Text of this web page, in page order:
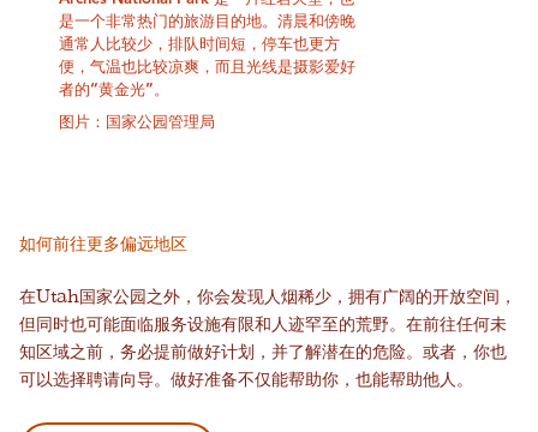
是一个非常热门的旅游目的地。清晨和傍晚
通常人比较少，排队时间短，停车也更方
便，气温也比较凉爽，而且光线是摄影爱好
者的“黄金光”。
图片：国家公园管理局
如何前往更多偏远地区
在Utah国家公园之外，你会发现人烟稀少，拥有广阔的开放空间，
但同时也可能面临服务设施有限和人迹罕至的荒野。在前往任何未
知区域之前，务必提前做好计划，并了解潜在的危险。或者，你也
可以选择聘请向导。做好准备不仅能帮助你，也能帮助他人。